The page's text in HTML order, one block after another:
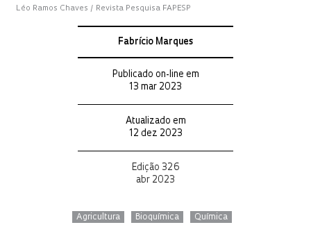
Léo Ramos Chaves / Revista Pesquisa FAPESP
Fabrício Marques
Publicado on-line em
13 mar 2023
Atualizado em
12 dez 2023
Edição 326
abr 2023
Agricultura Bioquímica Química